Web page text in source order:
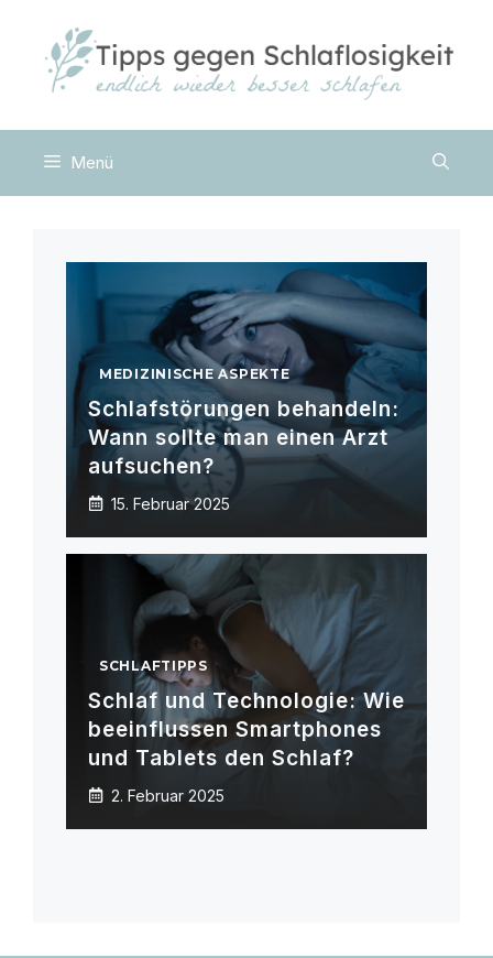
springen
Menü
MEDIZINISCHE ASPEKTE
Schlafstörungen behandeln:
Wann sollte man einen Arzt
aufsuchen?
15. Februar 2025
SCHLAFTIPPS
Schlaf und Technologie: Wie
beeinflussen Smartphones
und Tablets den Schlaf?
2. Februar 2025